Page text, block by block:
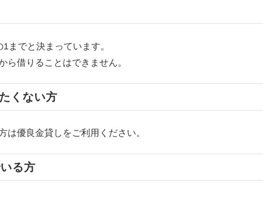
までと決まっています。
ら借りることはできません。
くない方
は優良金貸しをご利用ください。
る方